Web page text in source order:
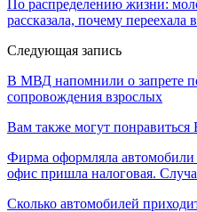
По распределению жизни:
рассказала, почему переехала
Следующая запись
В МВД напомнили о запрете
сопровождения взрослых
Вам также могут понравиться
Фирма оформляла
офис пришла налоговая.
Сколько автомобилей